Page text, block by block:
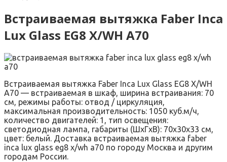
Встраиваемая вытяжка Faber Inca
Lux Glass EG8 X/WH A70
Встраиваемая вытяжка Faber Inca Lux Glass EG8 X/WH
A70 — встраиваемая в шкаф, ширина встраивания: 70
см, режимы работы: отвод / циркуляция,
максимальная производительность: 1050 куб.м/ч,
количество двигателей: 1, тип освещения:
светодиодная лампа, габариты (ШxГxВ): 70x30x33 см,
цвет: белый. Доставка встраиваемая вытяжка faber
inca lux glass eg8 x/wh a70 по городу Москва и другим
городам России.